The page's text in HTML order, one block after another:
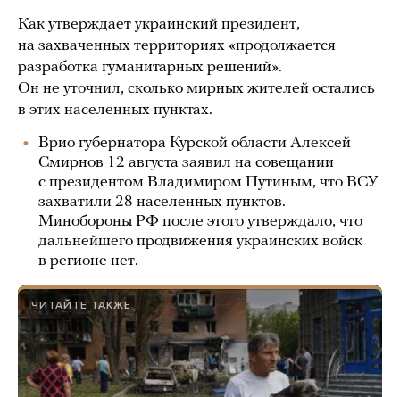
Как утверждает украинский президент,
на захваченных территориях «продолжается
разработка гуманитарных решений».
Он не уточнил, сколько мирных жителей остались
в этих населенных пунктах.
Врио губернатора Курской области Алексей
Смирнов 12 августа заявил на совещании
с президентом Владимиром Путиным, что ВСУ
захватили 28 населенных пунктов.
Минобороны РФ после этого утверждало, что
дальнейшего продвижения украинских войск
в регионе нет.
ЧИТАЙТЕ ТАКЖЕ